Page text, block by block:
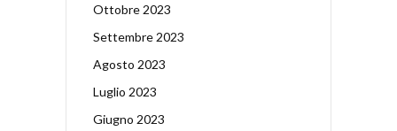
Ottobre 2023
Settembre 2023
Agosto 2023
Luglio 2023
Giugno 2023